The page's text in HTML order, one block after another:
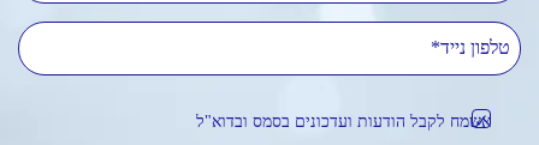
אשמח לקבל הודעות ועדכונים בסמס ובדוא"ל